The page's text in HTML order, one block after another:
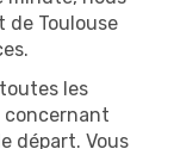
de Toulouse
les
concernant
départ. Vous